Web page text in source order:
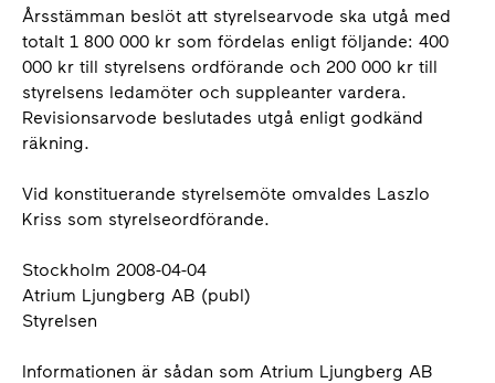
Årsstämman beslöt att styrelsearvode ska utgå med
totalt 1 800 000 kr som fördelas enligt följande: 400
000 kr till styrelsens ordförande och 200 000 kr till
styrelsens ledamöter och suppleanter vardera.
Revisionsarvode beslutades utgå enligt godkänd
räkning.
Vid konstituerande styrelsemöte omvaldes Laszlo
Kriss som styrelseordförande.
Stockholm 2008-04-04
Atrium Ljungberg AB (publ)
Styrelsen
Informationen är sådan som Atrium Ljungberg AB